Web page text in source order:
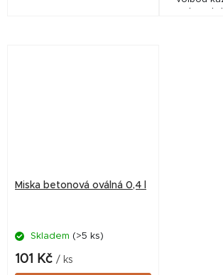
Miska betonová oválná 0,4 l
Skladem (>5 ks)
101 Kč / ks